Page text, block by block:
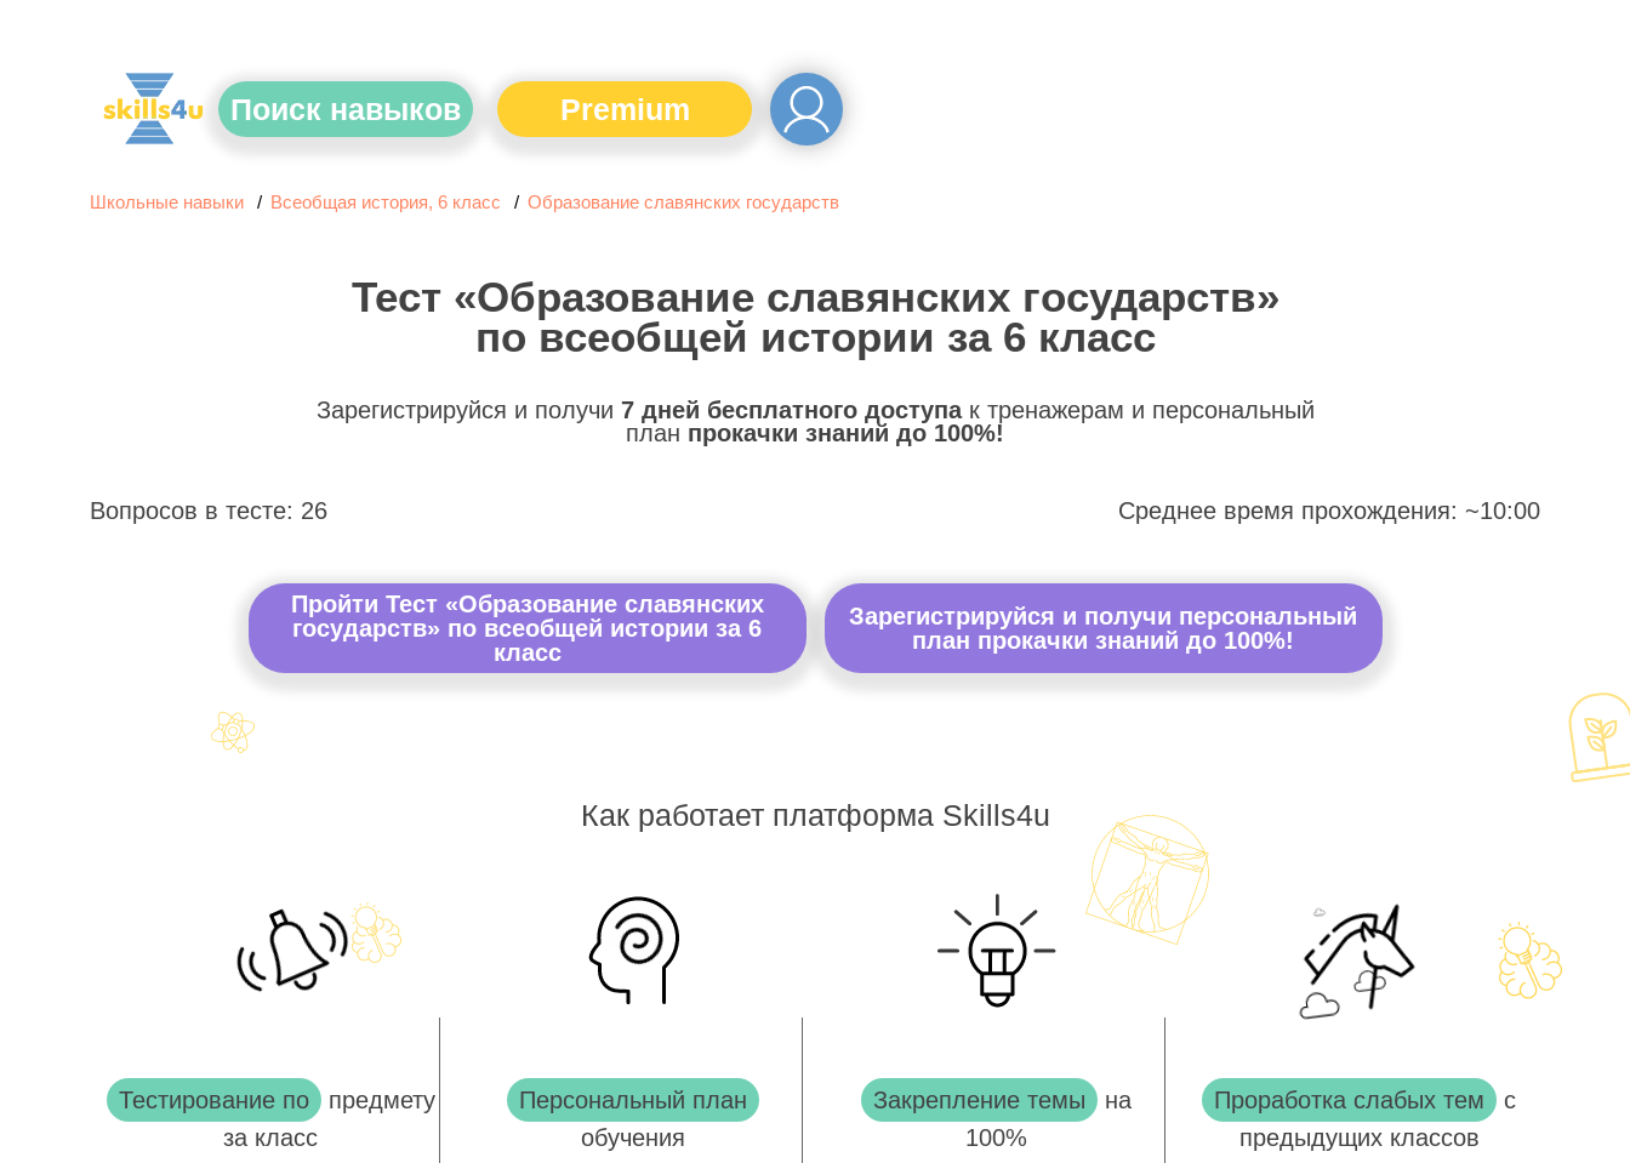
Поиск навыков Premium
Школьные навыки Всеобщая история, 6 класс Образование славянских государств
Тест «Образование славянских государств»
по всеобщей истории за 6 класс
Зарегистрируйся и получи 7 дней бесплатного доступак тренажерам и персональный
план прокачки знаний до 100%!
Вопросов в тесте: 26 Среднее время прохождения: ~10:00
Пройти Тест «Образование славянских
государств» по всеобщей истории за 6
класс
Зарегистрируйся и получи персональный
план прокачки знаний до 100%!
Как работает платформа Skills4u
Тестирование по предмету
за класс
Персональный план
обучения
Закрепление темы на
100%
Проработка слабых тем
с
предыдущих классов